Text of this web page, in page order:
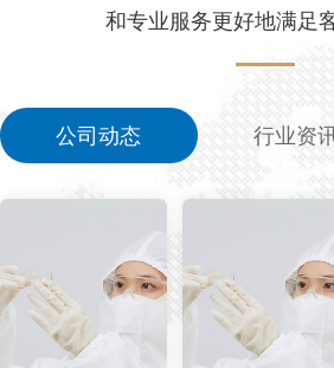
和专业服务更好地满足
公司动态 行业资